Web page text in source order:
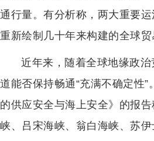
通行量。有分析称，两大重要
重新绘制几十年来构建的全球贸
近年来，随着全球地缘政
道能否保持畅通“充满不确定性
的供应安全与海上安全》的报
峡、吕宋海峡、翁白海峡、苏